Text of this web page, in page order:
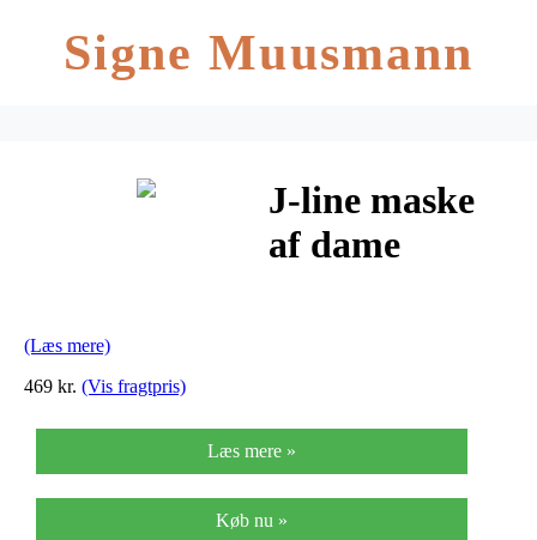
Signe Muusmann
J-line maske
af dame
cm)
(Læs mere)
469 kr. (Vis fragtpris)
Læs mere »
Køb nu »